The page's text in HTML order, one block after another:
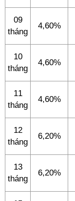
09
tháng
4,60%
10
tháng
4,60%
11
tháng
4,60%
12
tháng
6,20%
13
tháng
6,20%